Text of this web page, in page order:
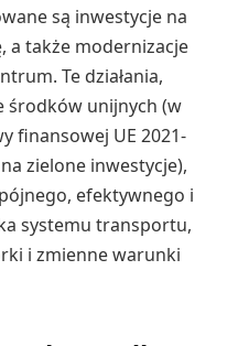
są inwestycje na
a także modernizacje
Te działania,
środków unijnych (w
finansowej UE 2021-
zielone inwestycje),
efektywnego i
systemu transportu,
i zmienne warunki